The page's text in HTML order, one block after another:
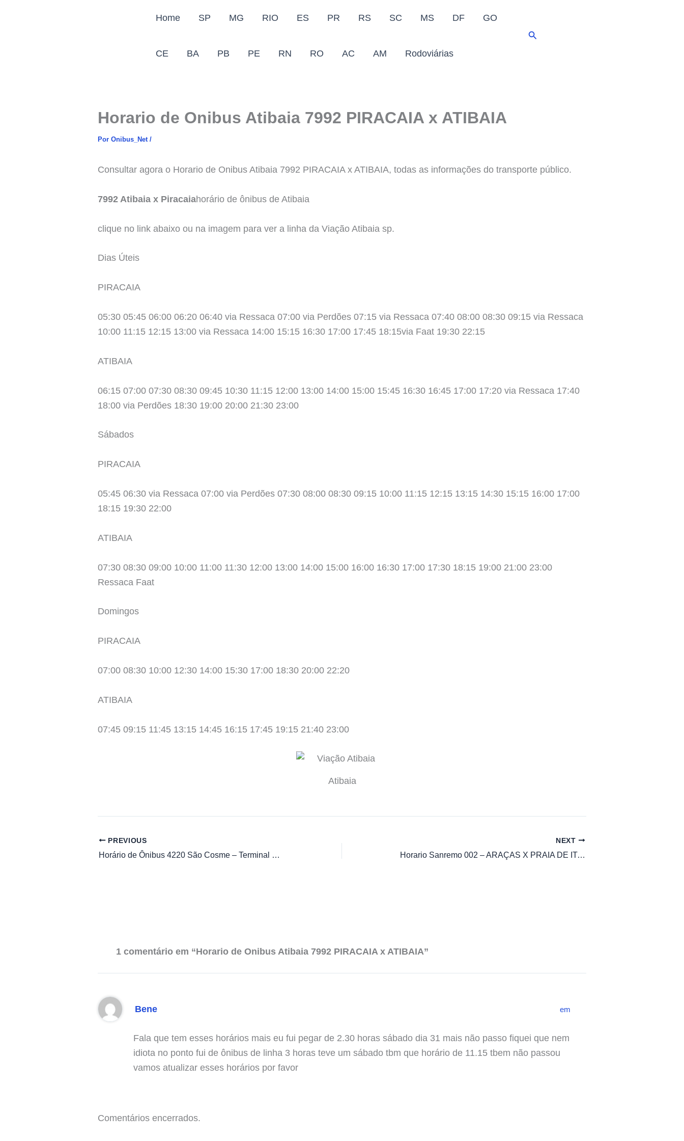
Home SP MG RIO ES PR RS SC MS DF GO
CE BA PB PE RN RO AC AM Rodoviárias
Pesquisar
Horario de Onibus Atibaia 7992 PIRACAIA x ATIBAIA
Por Onibus_Net /
Consultar agora o Horario de Onibus Atibaia 7992 PIRACAIA x ATIBAIA, todas as informações do transporte público.
7992 Atibaia x Piracaiahorário de ônibus de Atibaia
clique no link abaixo ou na imagem para ver a linha da Viação Atibaia sp.
Dias Úteis
PIRACAIA
05:30 05:45 06:00 06:20 06:40 via Ressaca 07:00 via Perdões 07:15 via Ressaca 07:40 08:00 08:30 09:15 via Ressaca
10:00 11:15 12:15 13:00 via Ressaca 14:00 15:15 16:30 17:00 17:45 18:15via Faat 19:30 22:15
ATIBAIA
06:15 07:00 07:30 08:30 09:45 10:30 11:15 12:00 13:00 14:00 15:00 15:45 16:30 16:45 17:00 17:20 via Ressaca 17:40
18:00 via Perdões 18:30 19:00 20:00 21:30 23:00
Sábados
PIRACAIA
05:45 06:30 via Ressaca 07:00 via Perdões 07:30 08:00 08:30 09:15 10:00 11:15 12:15 13:15 14:30 15:15 16:00 17:00
18:15 19:30 22:00
ATIBAIA
07:30 08:30 09:00 10:00 11:00 11:30 12:00 13:00 14:00 15:00 16:00 16:30 17:00 17:30 18:15 19:00 21:00 23:00
Ressaca Faat
Domingos
PIRACAIA
07:00 08:30 10:00 12:30 14:00 15:30 17:00 18:30 20:00 22:20
ATIBAIA
07:45 09:15 11:45 13:15 14:45 16:15 17:45 19:15 21:40 23:00
Atibaia
PREVIOUS
Horário de Ônibus 4220 São Cosme – Terminal São Benedito
NEXT
Horario Sanremo 002 – ARAÇAS X PRAIA DE ITAPÕA
1 comentário em “Horario de Onibus Atibaia 7992 PIRACAIA x ATIBAIA”
Bene em
Fala que tem esses horários mais eu fui pegar de 2.30 horas sábado dia 31 mais não passo fiquei que nem
idiota no ponto fui de ônibus de linha 3 horas teve um sábado tbm que horário de 11.15 tbem não passou
vamos atualizar esses horários por favor
Comentários encerrados.